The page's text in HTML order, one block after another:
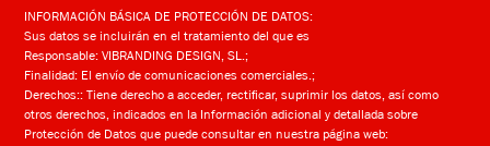
INFORMACIÓN BÁSICA DE PROTECCIÓN DE DATOS:
Sus datos se incluirán en el tratamiento del que es
Responsable: VIBRANDING DESIGN, SL.;
Finalidad: El envío de comunicaciones comerciales.;
Derechos:: Tiene derecho a acceder, rectificar, suprimir los datos, así como
otros derechos, indicados en la Información adicional y detallada sobre
Protección de Datos que puede consultar en nuestra página web: